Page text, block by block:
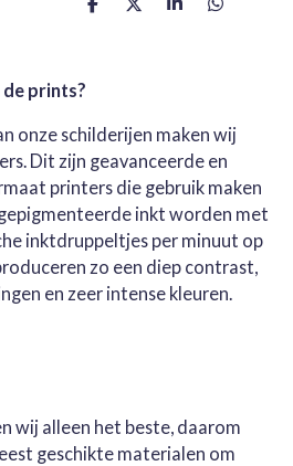
D
D
S
D
prints?
onze schilderijen maken wij
Dit zijn geavanceerde en
printers die gebruik maken
inkt worden met
inktdruppeltjes per minuut op
zo een diep contrast,
en zeer intense kleuren.
wij alleen het beste, daarom
geschikte materialen om